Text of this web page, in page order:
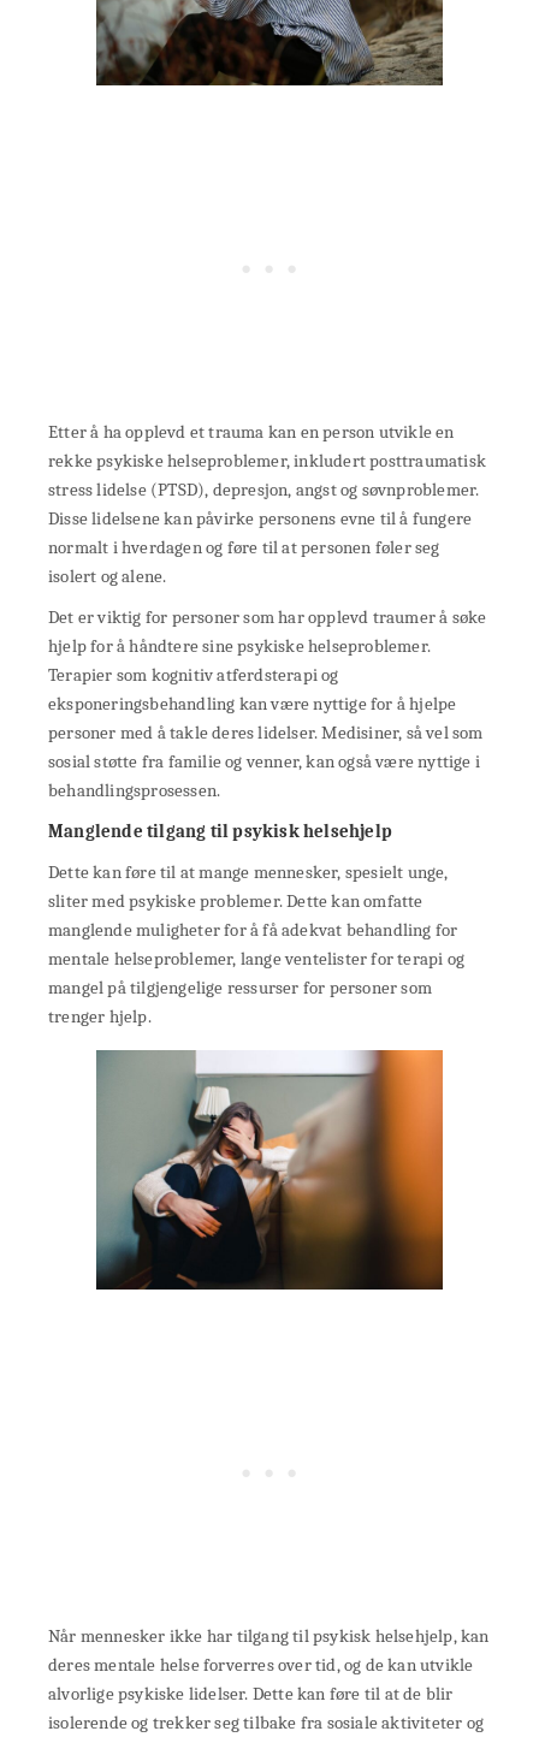
Etter å ha opplevd et trauma kan en person utvikle en
rekke psykiske helseproblemer, inkludert posttraumatisk
stress lidelse (PTSD), depresjon, angst og søvnproblemer.
Disse lidelsene kan påvirke personens evne til å fungere
normalt i hverdagen og føre til at personen føler seg
isolert og alene.
Det er viktig for personer som har opplevd traumer å søke
hjelp for å håndtere sine psykiske helseproblemer.
Terapier som kognitiv atferdsterapi og
eksponeringsbehandling kan være nyttige for å hjelpe
personer med å takle deres lidelser. Medisiner, så vel som
sosial støtte fra familie og venner, kan også være nyttige i
behandlingsprosessen.
Manglende tilgang til psykisk helsehjelp
Dette kan føre til at mange mennesker, spesielt unge,
sliter med psykiske problemer. Dette kan omfatte
manglende muligheter for å få adekvat behandling for
mentale helseproblemer, lange ventelister for terapi og
mangel på tilgjengelige ressurser for personer som
trenger hjelp.
Når mennesker ikke har tilgang til psykisk helsehjelp, kan
deres mentale helse forverres over tid, og de kan utvikle
alvorlige psykiske lidelser. Dette kan føre til at de blir
isolerende og trekker seg tilbake fra sosiale aktiviteter og